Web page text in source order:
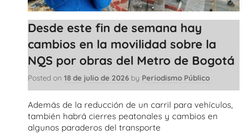
Desde este fin de semana hay
cambios en la movilidad sobre la
NQS por obras del Metro de Bogotá
Posted on 18 de julio de 2026 by Periodismo Público
Además de la reducción de un carril para vehículos,
también habrá cierres peatonales y cambios en
algunos paraderos del transporte